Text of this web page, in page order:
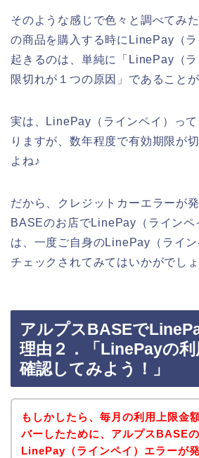
そのような感じで色々と調べてみ
の商品を購入する時にLinePay（
起きるのは、単純に「LinePay（
限切れが１つの原因」であること
実は、LinePay（ラインペイ）っ
りますが、数年程度で有効期限が
よね♪
だから、クレジットカーエラーが
BASEのお店でLinePay（ラインペ
は、一度ご自身のLinePay（ライ
チェックされてみてはいかがでし
アルプスBASEで
理由２．「LinePayの利
確認してみよう！」
もしかしたら、毎月の利用上限金
バーしたために、アルプスBASE
LinePay（ラインペイ）エラーが